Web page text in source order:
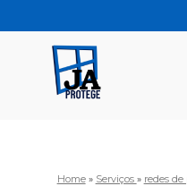
Home » Serviços » redes